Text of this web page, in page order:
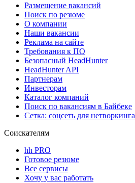
Размещение вакансий
Поиск по резюме
О компании
Наши вакансии
Реклама на сайте
Требования к ПО
Безопасный HeadHunter
HeadHunter API
Партнерам
Инвесторам
Каталог компаний
Поиск по вакансиям в Байбеке
Сетка: соцсеть для нетворкинга
Соискателям
hh PRO
Готовое резюме
Все сервисы
Хочу у вас работать